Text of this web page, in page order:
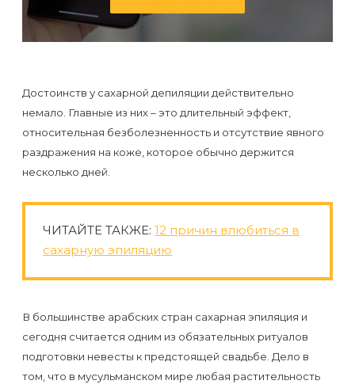
первый
событием
Противопоказания
к
перед
визитом
к
косметологу?
Достоинств у сахарной депиляции действительно
немало. Главные из них – это длительный эффект,
относительная безболезненность и отсутствие явного
раздражения на коже, которое обычно держится
несколько дней.
ЧИТАЙТЕ ТАКЖЕ:12 причин влюбиться в
сахарную эпиляцию
В большинстве арабских стран сахарная эпиляция и
сегодня считается одним из обязательных ритуалов
подготовки невесты к предстоящей свадьбе. Дело в
том, что в мусульманском мире любая растительность